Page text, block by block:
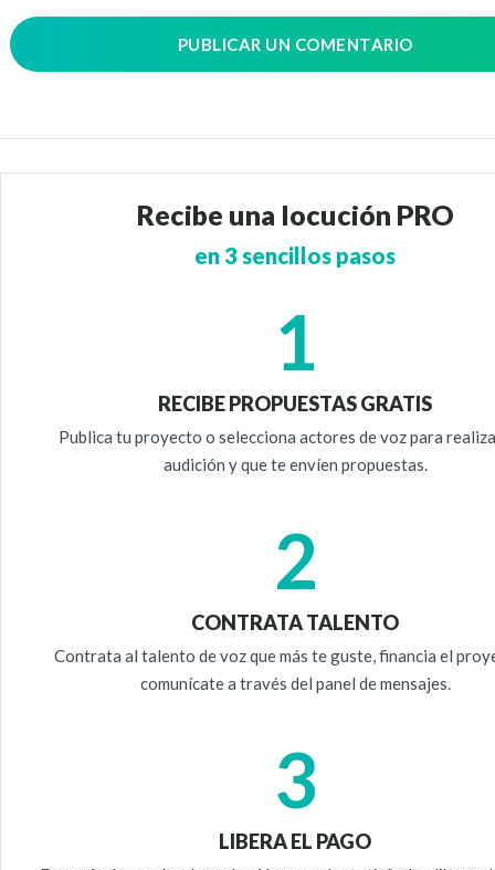
PUBLICAR UN COMENTARIO
Recibe una locución PRO
en 3 sencillos pasos
1
RECIBE PROPUESTAS GRATIS
Publica tu proyecto o selecciona actores de voz para
audición y que te envíen propuestas.
2
CONTRATA TALENTO
Contrata al talento de voz que más te guste, financia el
comunícate a través del panel de mensajes.
3
LIBERA EL PAGO